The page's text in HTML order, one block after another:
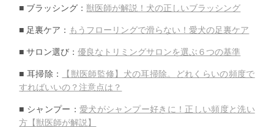
■ ブラッシング：獣医師が解説！犬の正しいブラッシング
■ 足裏ケア： もうフローリングで滑らない！愛犬の足裏ケア
■ サロン選び：優良なトリミングサロンを選ぶ６つの基準
■ 耳掃除： 【獣医師監修】犬の耳掃除。
どれくらいの頻度で
すればいいの？注意点は？
■ シャンプー：愛犬がシャンプー好きに！正しい頻度と洗い
方【獣医師が解説】